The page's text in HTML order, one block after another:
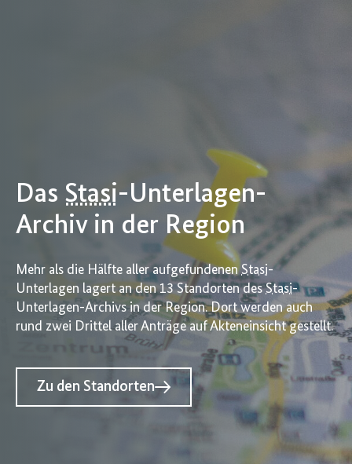
Das Stasi-Unterlagen-
Archiv in der Region
Mehr als die Hälfte aller aufgefundenenStasi-
Unterlagen lagert an den 13 Standorten desStasi-
Unterlagen-Archivs in der Region. Dort werden auch
rund zwei Drittel aller Anträge auf Akteneinsicht gestellt.
Zu den Standorten